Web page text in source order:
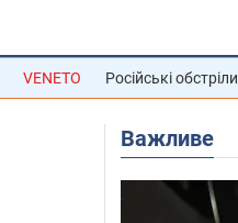
VENETO Російські обстріли
Важливе